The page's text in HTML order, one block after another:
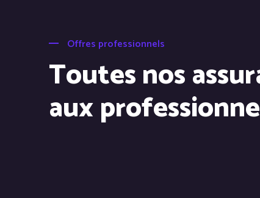
Offres professionnels
Toutes nos
aux